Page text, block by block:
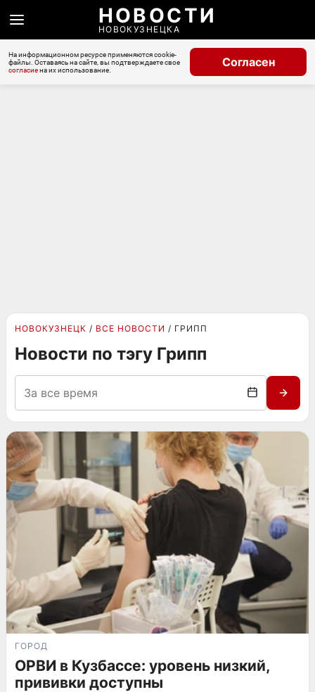
НОВОСТИ
НОВОКУЗНЕЦКА
На информационном ресурсе применяются cookie-
файлы. Оставаясь на сайте, вы подтверждаете свое
согласиена их использование.
Согласен
НОВОКУЗНЕЦК ВСЕ НОВОСТИ ГРИПП
Новости по тэгу Грипп
ГОРОД
ОРВИ в Кузбассе: уровень низкий,
прививки доступны